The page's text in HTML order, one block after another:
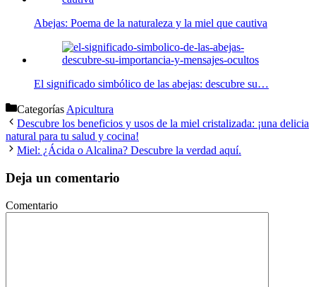
Abejas: Poema de la naturaleza y la miel que cautiva
El significado simbólico de las abejas: descubre su…
CategoríasApicultura
Descubre los beneficios y usos de la miel cristalizada: ¡una delicia
natural para tu salud y cocina!
Miel: ¿Ácida o Alcalina? Descubre la verdad aquí.
Deja un comentario
Comentario